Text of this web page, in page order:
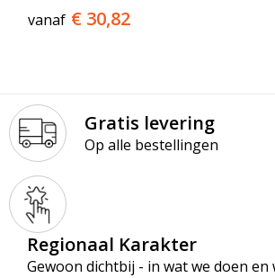
vanaf € 30,82
Gratis levering
Op alle bestellingen
Regionaal Karakter
Gewoon dichtbij - in wat we doen en